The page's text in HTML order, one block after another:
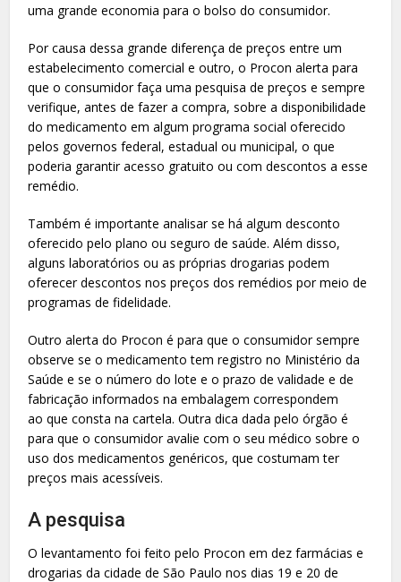
uma grande economia para o bolso do consumidor.
Por causa dessa grande diferença de preços entre um
estabelecimento comercial e outro, o Procon alerta para
que o consumidor faça uma pesquisa de preços e sempre
verifique, antes de fazer a compra, sobre a disponibilidade
do medicamento em algum programa social oferecido
pelos governos federal, estadual ou municipal, o que
poderia garantir acesso gratuito ou com descontos a esse
remédio.
Também é importante analisar se há algum desconto
oferecido pelo plano ou seguro de saúde. Além disso,
alguns laboratórios ou as próprias drogarias podem
oferecer descontos nos preços dos remédios por meio de
programas de fidelidade.
Outro alerta do Procon é para que o consumidor sempre
observe se o medicamento tem registro no Ministério da
Saúde e se o número do lote e o prazo de validade e de
fabricação informados na embalagem correspondem
ao que consta na cartela. Outra dica dada pelo órgão é
para que o consumidor avalie com o seu médico sobre o
uso dos medicamentos genéricos, que costumam ter
preços mais acessíveis.
A pesquisa
O levantamento foi feito pelo Procon em dez farmácias e
drogarias da cidade de São Paulo nos dias 19 e 20 de